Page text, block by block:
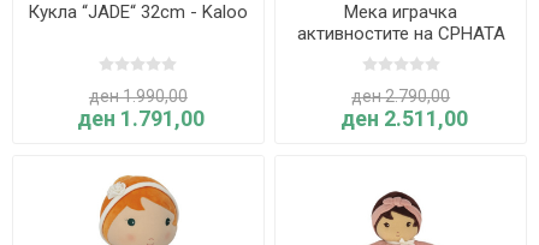
Кукла “JADE“ 32cm - Kaloo
ден 1.990,00
ден 1.791,00
Мека играчка
активностите на СРНАТА
СТЕЛА пред спиење -
Lilliputiens
ден 2.790,00
ден 2.511,00